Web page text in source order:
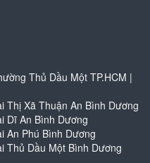
Thủ Dầu Một TP.HCM |
Thị Xã Thuận An Bình Dương
Dĩ An Bình Dương
An Phú Bình Dương
Thủ Dầu Một Bình Dương